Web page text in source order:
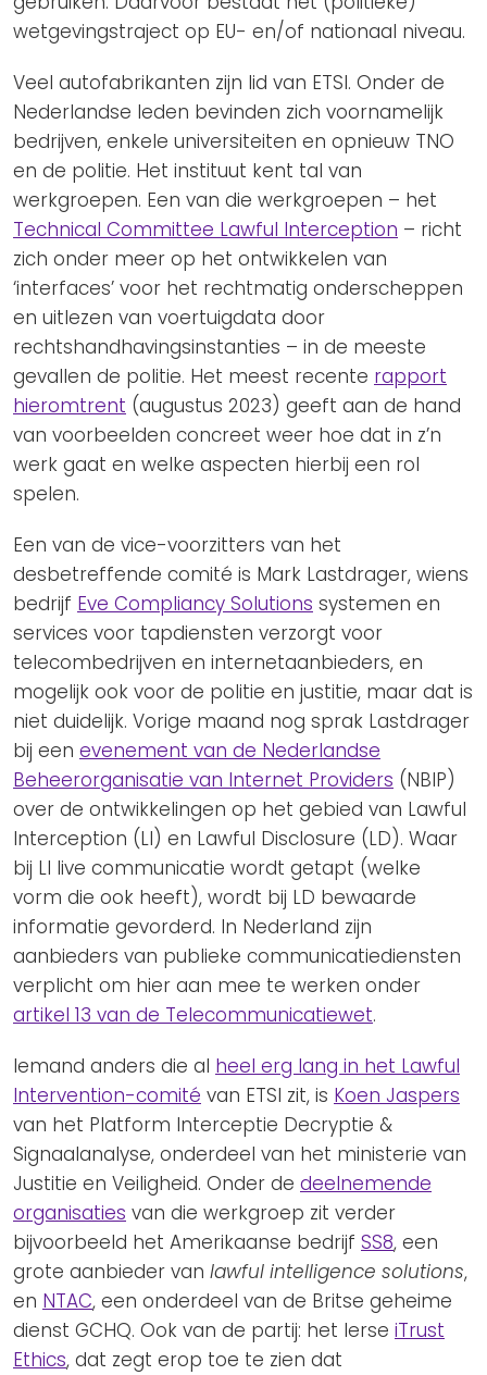
wetgevingstraject op EU- en/of nationaal niveau.
Veel autofabrikanten zijn lid van ETSI. Onder de
Nederlandse leden bevinden zich voornamelijk
bedrijven, enkele universiteiten en opnieuw TNO
en de politie. Het instituut kent tal van
werkgroepen. Een van die werkgroepen – het
Technical Committee Lawful Interception – richt
zich onder meer op het ontwikkelen van
‘interfaces’ voor het rechtmatig onderscheppen
en uitlezen van voertuigdata door
rechtshandhavingsinstanties – in de meeste
gevallen de politie. Het meest recente rapport
hieromtrent (augustus 2023) geeft aan de hand
van voorbeelden concreet weer hoe dat in z’n
werk gaat en welke aspecten hierbij een rol
spelen.
Een van de vice-voorzitters van het
desbetreffende comité is Mark Lastdrager, wiens
bedrijf Eve Compliancy Solutions systemen en
services voor tapdiensten verzorgt voor
telecombedrijven en internetaanbieders, en
mogelijk ook voor de politie en justitie, maar dat is
niet duidelijk. Vorige maand nog sprak Lastdrager
bij een evenement van de Nederlandse
Beheerorganisatie van Internet Providers (NBIP)
over de ontwikkelingen op het gebied van Lawful
Interception (LI) en Lawful Disclosure (LD). Waar
bij LI live communicatie wordt getapt (welke
vorm die ook heeft), wordt bij LD bewaarde
informatie gevorderd. In Nederland zijn
aanbieders van publieke communicatiediensten
verplicht om hier aan mee te werken onder
artikel 13 van de Telecommunicatiewet.
Iemand anders die al heel erg lang in het Lawful
Intervention-comité van ETSI zit, is Koen Jaspers
van het Platform Interceptie Decryptie &
Signaalanalyse, onderdeel van het ministerie van
Justitie en Veiligheid. Onder de deelnemende
organisaties van die werkgroep zit verder
bijvoorbeeld het Amerikaanse bedrijf SS8, een
grote aanbieder van lawful intelligence solutions,
en NTAC, een onderdeel van de Britse geheime
dienst GCHQ. Ook van de partij: het Ierse iTrust
Ethics, dat zegt erop toe te zien dat